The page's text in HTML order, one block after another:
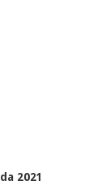
2021